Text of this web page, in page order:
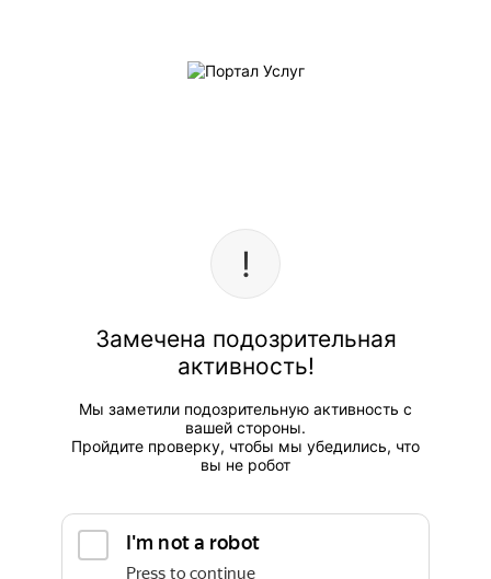
Замечена подозрительная
активность!
Мы заметили подозрительную активность с
вашей стороны.
Пройдите проверку, чтобы мы убедились, что
вы не робот